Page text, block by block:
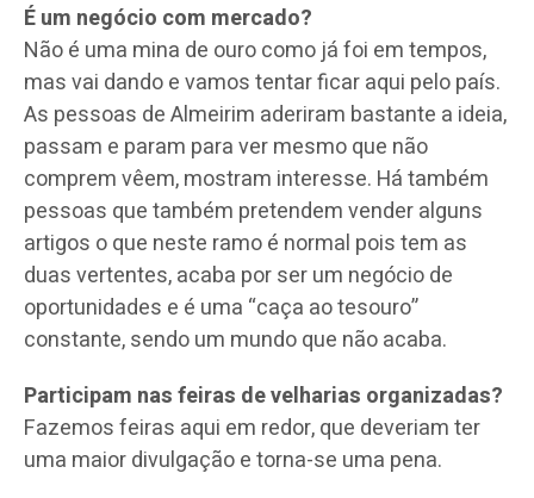
É um negócio com mercado?
Não é uma mina de ouro como já foi em tempos,
mas vai dando e vamos tentar ficar aqui pelo país.
As pessoas de Almeirim aderiram bastante a ideia,
passam e param para ver mesmo que não
comprem vêem, mostram interesse. Há também
pessoas que também pretendem vender alguns
artigos o que neste ramo é normal pois tem as
duas vertentes, acaba por ser um negócio de
oportunidades e é uma “caça ao tesouro”
constante, sendo um mundo que não acaba.
Participam nas feiras de velharias organizadas?
Fazemos feiras aqui em redor, que deveriam ter
uma maior divulgação e torna-se uma pena.